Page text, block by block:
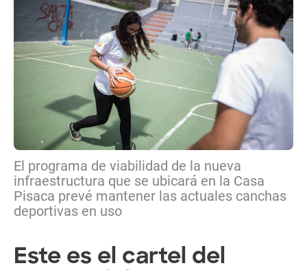
El programa de viabilidad de la nueva
infraestructura que se ubicará en la Casa
Pisaca prevé mantener las actuales canchas
deportivas en uso
Este es el cartel del